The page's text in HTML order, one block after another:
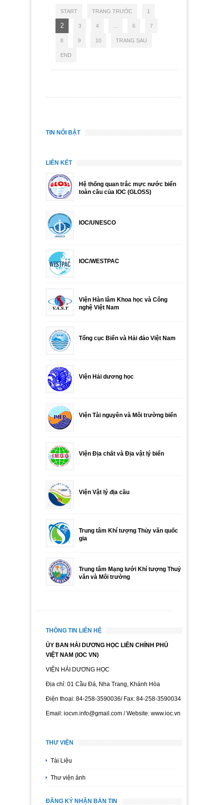
START TRANG TRƯỚC 1
2 3 4 6 7
8 9 10 TRANG SAU
END
TIN NỔI BẬT
LIÊN KẾT
Hệ thống quan trắc mực nước biển
toàn cầu của IOC (GLOSS)
IOC/UNESCO
IOC/WESTPAC
Viện Hàn lâm Khoa học và Công
nghệ Việt Nam
Tổng cục Biển và Hải đảo Việt Nam
Viện Hải dương học
Viện Tài nguyên và Môi trường biển
Viện Địa chất và Địa vật lý biển
Viện Vật lý địa cầu
Trung tâm Khí tượng Thủy văn quốc
gia
Trung tâm Mạng lưới Khí tượng Thuỷ
văn và Môi trường
THÔNG TIN LIÊN HỆ
ỦY BAN HẢI DƯƠNG HỌC LIÊN CHÍNH PHỦ
VIỆT NAM (IOC VN)
VIỆN HẢI DƯƠNG HỌC
Địa chỉ: 01 Cầu Đá, Nha Trang, Khánh Hòa
Điện thoại: 84-258-3590036/ Fax: 84-258-3590034
Email: iocvn.info@gmail.com / Website: www.ioc.vn
THƯ VIỆN
Tài Liệu
Thư viện ảnh
ĐĂNG KÝ NHẬN BẢN TIN